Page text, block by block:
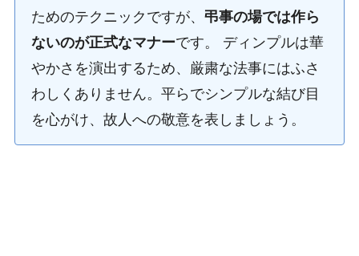
ためのテクニックですが、 弔事の場では作ら
ないのが正式なマナーです。 ディンプルは華
やかさを演出するため、厳粛な法事にはふさ
わしくありません。平らでシンプルな結び目
を心がけ、故人への敬意を表しましょう。